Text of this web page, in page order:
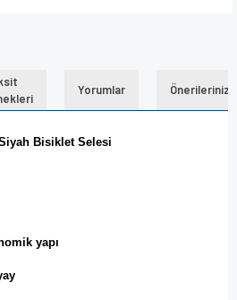
Yorumlar Önerileriniz
Bisiklet Selesi
yapı